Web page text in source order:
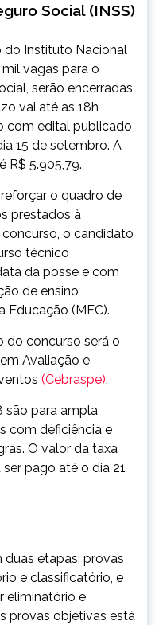
Social (INSS)
do Instituto Nacional
vagas para o
serão encerradas
vai até as 18h
com edital publicado
15 de setembro. A
R$ 5.905,79.
o quadro de
prestados à
o candidato
técnico
da posse e com
de ensino
Educação (MEC).
do concurso será o
Avaliação e
(Cebraspe).
são para ampla
com deficiência e
O valor da taxa
pago até o dia 21
duas etapas: provas
e classificatório, e
eliminatório e
provas objetivas está